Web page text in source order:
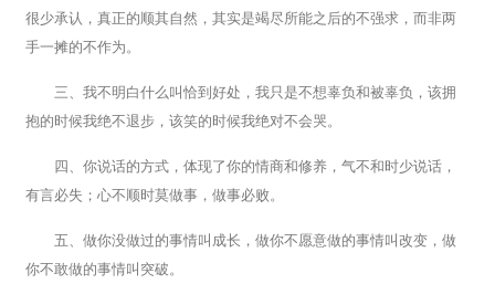
很少承认，真正的顺其自然，其实是竭尽所能之后的不强求，而非两
手一摊的不作为。
三、我不明白什么叫恰到好处，我只是不想辜负和被辜负，该拥
抱的时候我绝不退步，该笑的时候我绝对不会哭。
四、你说话的方式，体现了你的情商和修养，气不和时少说话，
有言必失；心不顺时莫做事，做事必败。
五、做你没做过的事情叫成长，做你不愿意做的事情叫改变，做
你不敢做的事情叫突破。